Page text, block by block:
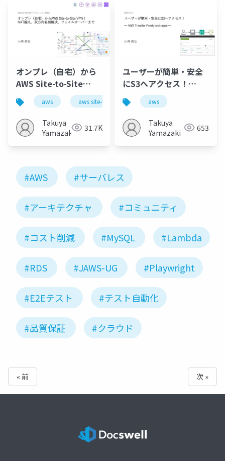
オンプレ（自宅）から
AWS Site-to-Site
VPN！ NAT越え、双方
向名前解決、フェイル
オーバーまで
aws aws site-to-site vpn network
Takuya
Yamazaki
31.7K
ユーザーが簡単・安全
にS3へアクセス！
―AWS Transfer
Family web apps―
aws
Takuya
Yamazaki
653
#AWS #サーバレス
#アーキテクチャ #コミュニティ
#コスト削減 #MySQL #Lambda
#RDS #JAWS-UG #Playwright
#E2Eテスト #テスト自動化
#品質保証 #クラウド
« 前 次 »